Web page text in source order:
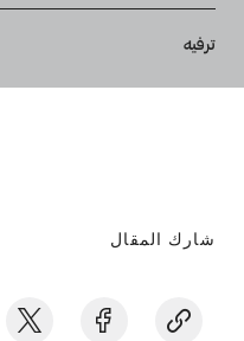
Breadcrumb
ترفيه
شارك المقال